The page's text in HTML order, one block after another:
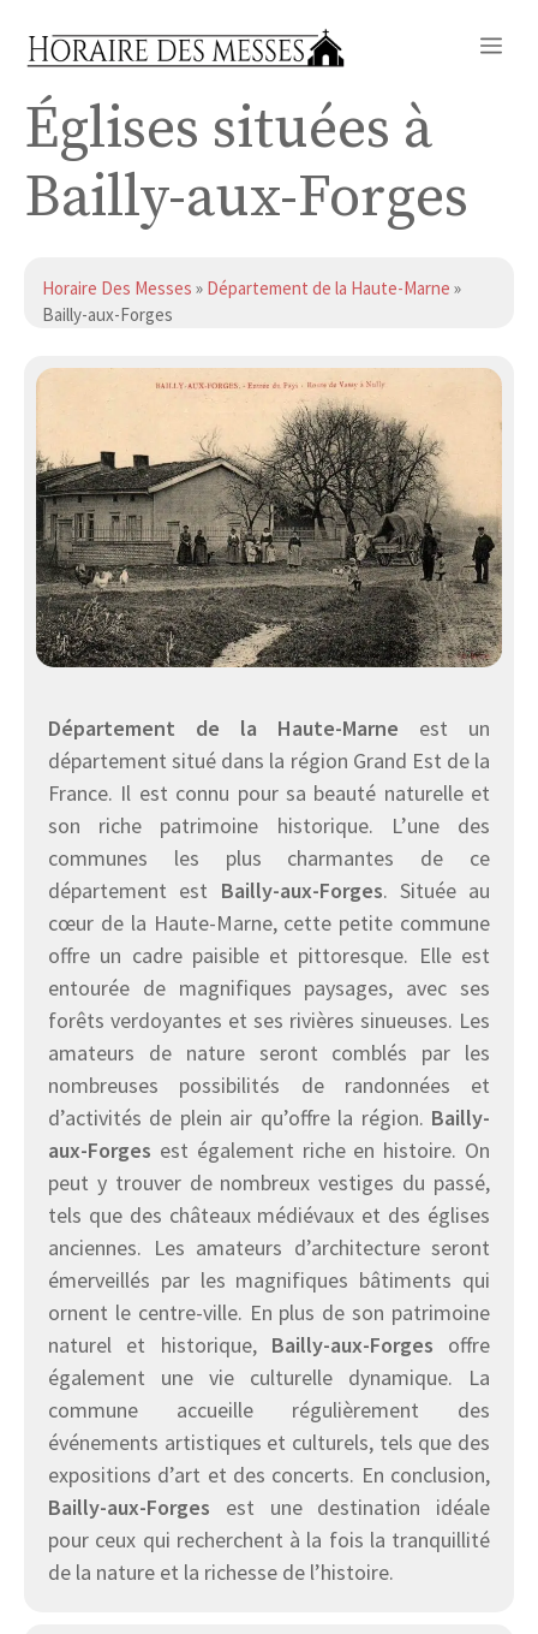
Églises situées à
Bailly-aux-Forges
Horaire Des Messes » Département de la Haute-Marne »
Bailly-aux-Forges
Département de la Haute-Marne est un
département situé dans la région Grand Est de la
France. Il est connu pour sa beauté naturelle et
son riche patrimoine historique. L’une des
communes les plus charmantes de ce
département est Bailly-aux-Forges. Située au
cœur de la Haute-Marne, cette petite commune
offre un cadre paisible et pittoresque. Elle est
entourée de magnifiques paysages, avec ses
forêts verdoyantes et ses rivières sinueuses. Les
amateurs de nature seront comblés par les
nombreuses possibilités de randonnées et
d’activités de plein air qu’offre la région. Bailly-
aux-Forges est également riche en histoire. On
peut y trouver de nombreux vestiges du passé,
tels que des châteaux médiévaux et des églises
anciennes. Les amateurs d’architecture seront
émerveillés par les magnifiques bâtiments qui
ornent le centre-ville. En plus de son patrimoine
naturel et historique, Bailly-aux-Forges offre
également une vie culturelle dynamique. La
commune accueille régulièrement des
événements artistiques et culturels, tels que des
expositions d’art et des concerts. En conclusion,
Bailly-aux-Forges est une destination idéale
pour ceux qui recherchent à la fois la tranquillité
de la nature et la richesse de l’histoire.